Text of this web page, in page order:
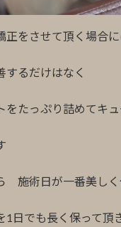
正をさせて頂く場合
するだけはなく
をたっぷり詰めてキ
施術日が一番美しく
1日でも長く保って頂